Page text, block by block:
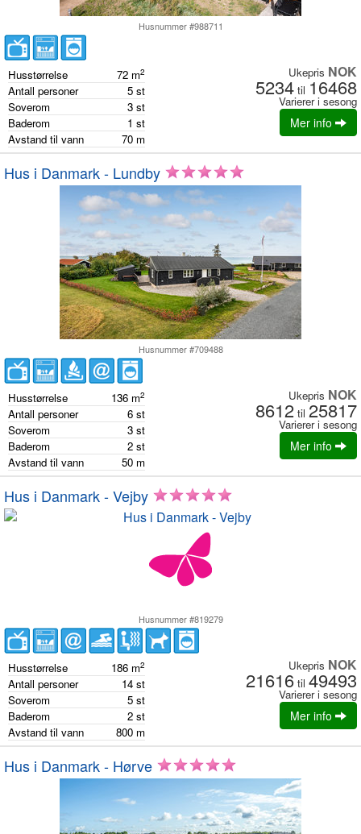
Husnummer #988711
Husstørrelse 72 m2
Antall personer 5 st
Soverom
3 st
Baderom
1 st
Avstand til vann
70 m
Ukepris NOK
5234 til 16468
Varierer i sesong
Mer info
Hus i Danmark - Lundby
Husnummer #709488
Husstørrelse 136 m2
Antall personer 6 st
Soverom
3 st
Baderom
2 st
Avstand til vann
50 m
Ukepris NOK
8612 til 25817
Varierer i sesong
Mer info
Hus i Danmark - Vejby
Husnummer #819279
Husstørrelse 186 m2
Antall personer 14 st
Soverom
5 st
Baderom
2 st
Avstand til vann
800 m
Ukepris NOK
21616 til 49493
Varierer i sesong
Mer info
Hus i Danmark - Hørve